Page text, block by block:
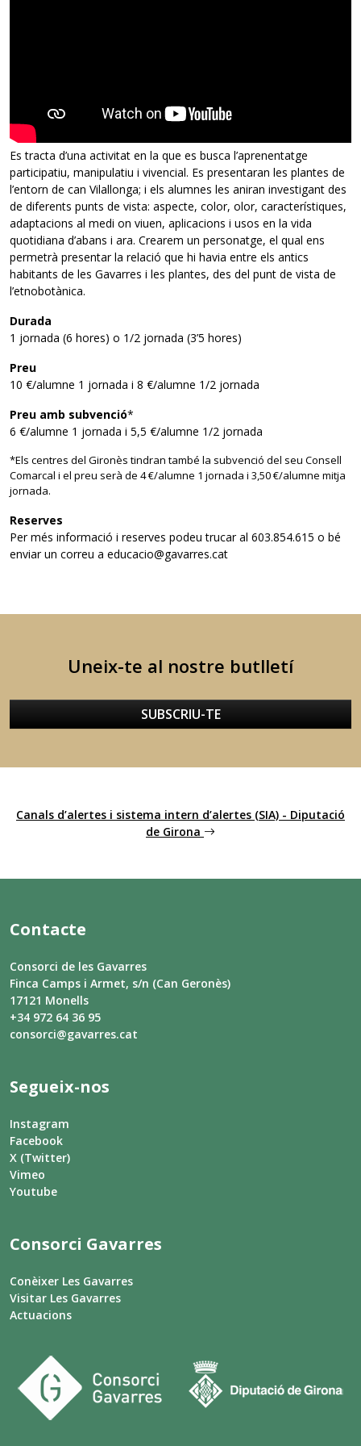
Es tracta d’una activitat en la que es busca l’aprenentatge
participatiu, manipulatiu i vivencial. Es presentaran les plantes de
l’entorn de can Vilallonga; i els alumnes les aniran investigant des
de diferents punts de vista: aspecte, color, olor, característiques,
adaptacions al medi on viuen, aplicacions i usos en la vida
quotidiana d’abans i ara. Crearem un personatge, el qual ens
permetrà presentar la relació que hi havia entre els antics
habitants de les Gavarres i les plantes, des del punt de vista de
l’etnobotànica.
Durada
1 jornada (6 hores) o 1/2 jornada (3’5 hores)
Preu
10 €/alumne 1 jornada i 8 €/alumne 1/2 jornada
Preu amb subvenció*
6 €/alumne 1 jornada i 5,5 €/alumne 1/2 jornada
*Els centres del Gironès tindran també la subvenció del seu Consell
Comarcal i el preu serà de 4 €/alumne 1 jornada i 3,50 €/alumne mitja
jornada.
Reserves
Per més informació i reserves podeu trucar al 603.854.615 o bé
enviar un correu a educacio@gavarres.cat
Uneix-te al nostre butlletí
SUBSCRIU-TE
Canals d’alertes i sistema intern d’alertes (SIA) - Diputació
de Girona
Contacte
Consorci de les Gavarres
Finca Camps i Armet, s/n (Can Geronès)
17121 Monells
+34 972 64 36 95
consorci@gavarres.cat
Segueix-nos
Instagram
Facebook
X (Twitter)
Vimeo
Youtube
Consorci Gavarres
Conèixer Les Gavarres
Visitar Les Gavarres
Actuacions